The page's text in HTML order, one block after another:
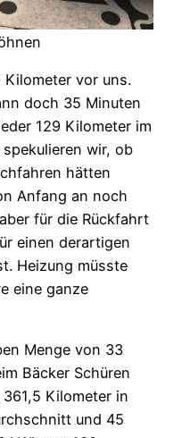
vor uns.
doch 35 Minuten
129 Kilometer im
wir, ob
hätten
Anfang an noch
für die Rückfahrt
einen derartigen
Heizung müsste
eine ganze
Menge von 33
Bäcker Schüren
Kilometer in
und 45